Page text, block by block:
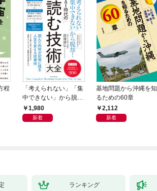
程
「考えられない」「集
中できない」から脱
却！ AI時代の読む技
術大全
1,980
新着
基地問題から沖縄を知
るための60章
2,112
新着
ランキング